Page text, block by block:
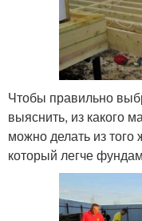
Чтобы правильно
выяснить, из какого
можно делать из
который легче